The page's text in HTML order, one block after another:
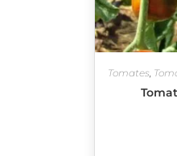
Tomates